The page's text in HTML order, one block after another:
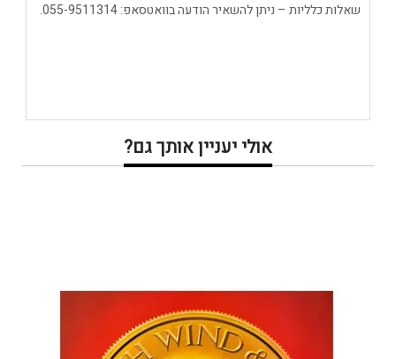
שאלות כלליות – ניתן להשאיר הודעה בוואטסאפ: 055-9511314.
אולי יעניין אותך גם?